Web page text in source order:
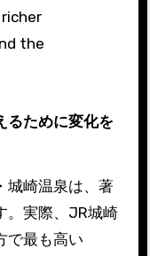
the
るために変化を
城崎温泉は、著
。実際、JR城崎
で最も高い